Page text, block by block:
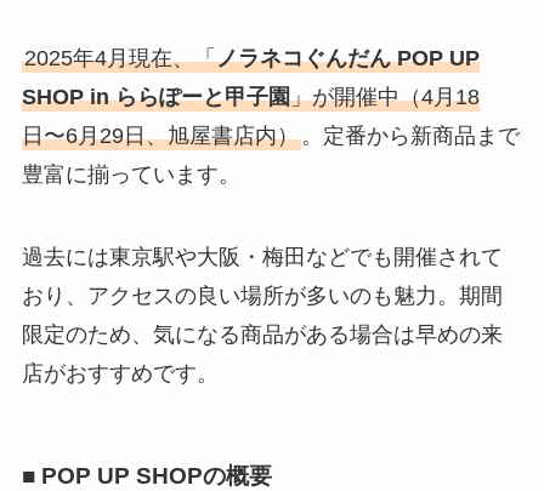
2025年4月現在、「ノラネコぐんだん POP UP
SHOP in ららぽーと甲子園」が開催中（4月18
日〜6月29日、旭屋書店内）。定番から新商品まで
豊富に揃っています。
過去には東京駅や大阪・梅田などでも開催されて
おり、アクセスの良い場所が多いのも魅力。期間
限定のため、気になる商品がある場合は早めの来
店がおすすめです。
■ POP UP SHOPの概要